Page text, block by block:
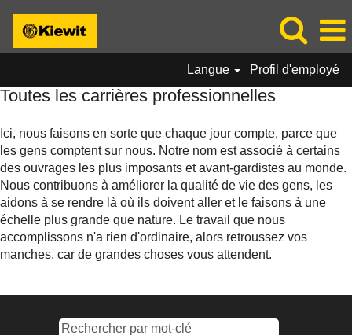
Langue Profil d'employé
Toutes
carrières
professionnelles
Toutes les carrières professionnelles
Ici, nous faisons en sorte que chaque jour compte, parce que
les gens comptent sur nous. Notre nom est associé à certains
des ouvrages les plus imposants et avant-gardistes au monde.
Nous contribuons à améliorer la qualité de vie des gens, les
aidons à se rendre là où ils doivent aller et le faisons à une
échelle plus grande que nature. Le travail que nous
accomplissons n'a rien d'ordinaire, alors retroussez vos
manches, car de grandes choses vous attendent.